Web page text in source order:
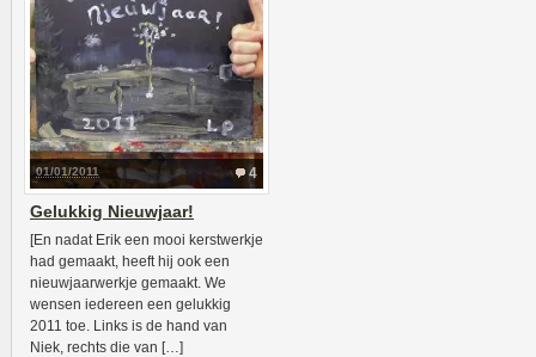
4
01/01/2011
Gelukkig Nieuwjaar!
[En nadat Erik een mooi kerstwerkje
had gemaakt, heeft hij ook een
nieuwjaarwerkje gemaakt. We
wensen iedereen een gelukkig
2011 toe. Links is de hand van
Niek, rechts die van […]